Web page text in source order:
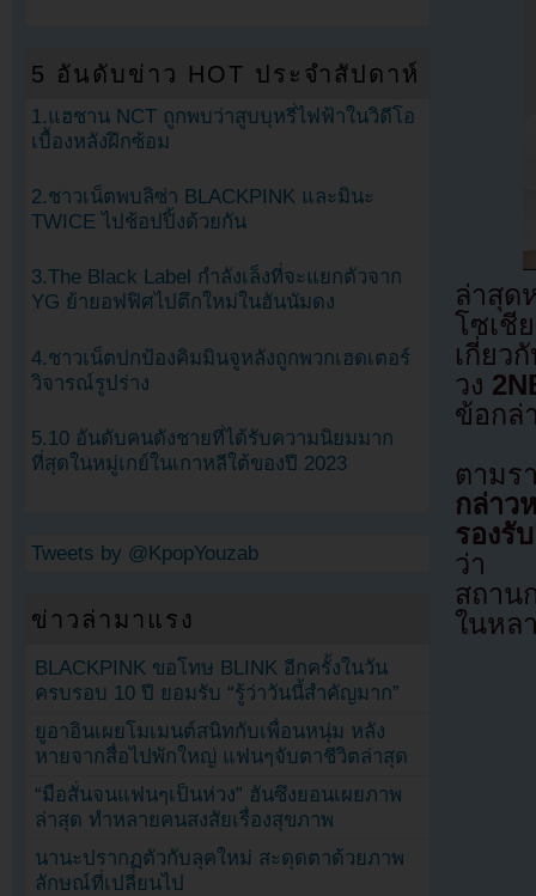
ล่าสุด
โซเชี
เกี่ยว
วง
ข้อกล่
ตามร
กล่าว
รองรั
ว่
สถาน
ในหล
5 อันดับข่าว HOT ประจำสัปดาห์
1.แฮชาน NCT ถูกพบว่าสูบบุหรี่ไฟฟ้าในวิดีโอ
เบื้องหลังฝึกซ้อม
2.ชาวเน็ตพบลิซ่า BLACKPINK และมินะ
TWICE ไปช้อปปิ้งด้วยกัน
3.The Black Label กำลังเล็งที่จะแยกตัวจาก
YG ย้ายอฟฟิศไปตึกใหม่ในฮันนัมดง
4.ชาวเน็ตปกป้องคิมมินจูหลังถูกพวกเฮดเตอร์
วิจารณ์รูปร่าง
5.10 อันดับคนดังชายที่ได้รับความนิยมมาก
ที่สุดในหมู่เกย์ในเกาหลีใต้ของปี 2023
Tweets by @KpopYouzab
ข่าวล่ามาแรง
BLACKPINK ขอโทษ BLINK อีกครั้งในวัน
ครบรอบ 10 ปี ยอมรับ “รู้ว่าวันนี้สำคัญมาก”
ยูอาอินเผยโมเมนต์สนิทกับเพื่อนหนุ่ม หลัง
หายจากสื่อไปพักใหญ่ แฟนๆจับตาชีวิตล่าสุด
“มือสั่นจนแฟนๆเป็นห่วง” ฮันซึงยอนเผยภาพ
ล่าสุด ทำหลายคนสงสัยเรื่องสุขภาพ
นานะปรากฏตัวกับลุคใหม่ สะดุดตาด้วยภาพ
ลักษณ์ที่เปลี่ยนไป